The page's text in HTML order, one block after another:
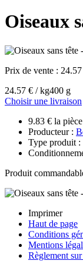
Oiseaux
Prix de vente :
24.57 € / kg400 g
Choisir une livraison
9.83 € la pièce
Producteur :
Type produit :
Produit
Imprimer
Haut de page
Conditions
Mentions
Règlement